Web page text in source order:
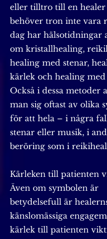
eller tilltro till en healer
behöver tron inte vara
dag har hälsotidningar
om kristallhealing,
healing med stenar,
kärlek och healing
Också i dessa metoder
man sig oftast av olika
för att hela – i några
stenar eller musik, i
beröring som i
Kärleken till patienten
Även om symbolen är
betydelsefull är
känslomässiga
kärlek till patienten